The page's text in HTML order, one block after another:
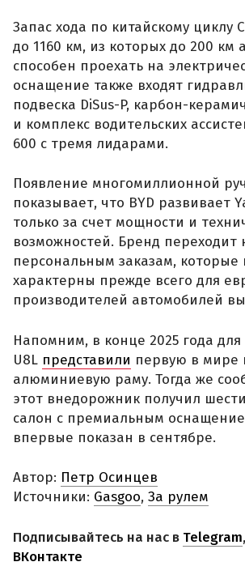
Запас хода по китайскому циклу
до 1160 км, из которых до 200 км
способен проехать на
оснащение также входят
подвеска DiSus-P, карбон-
и комплекс водительских
600 с тремя лидарами.
Появление многомиллионной
показывает, что BYD развивает
только за счет мощности и
возможностей. Бренд переходит
персональным заказам,
характерны прежде всего для
производителей автомобилей
Напомним, в конце 2025 года для
U8L представили первую в мире
алюминиевую раму. Тогда же
этот внедорожник получил
салон с премиальным
впервые показан в сентябре.
Автор: Петр Осинцев
Источники: Gasgoo, За рулем
Подписывайтесь на нас в Telegram,
ВКонтакте